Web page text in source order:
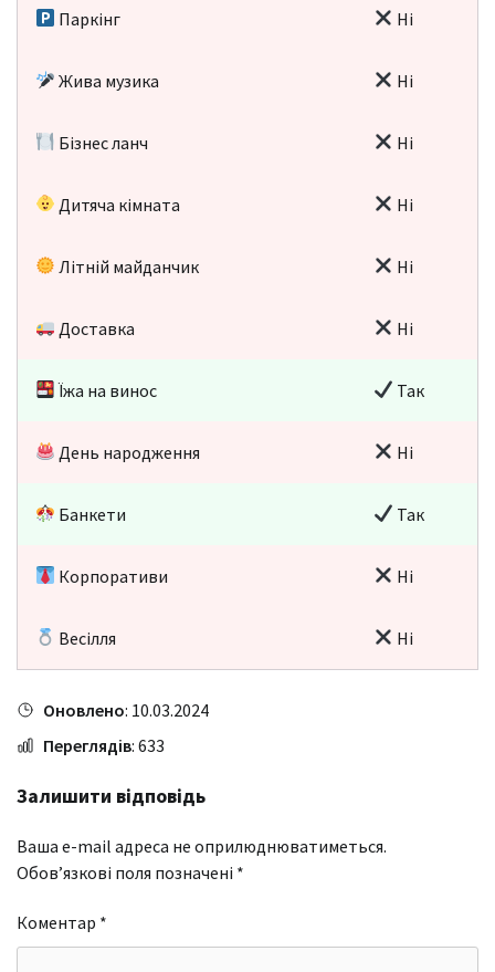
Паркінг Ні
Жива музика Ні
Бізнес ланч Ні
Дитяча кімната Ні
Літній майданчик Ні
Доставка Ні
Їжа на винос Так
День народження Ні
Банкети Так
Корпоративи Ні
Весілля Ні
Оновлено: 10.03.2024
Переглядів: 633
Залишити відповідь
Ваша e-mail адреса не оприлюднюватиметься.
Обов’язкові поля позначені *
Коментар *